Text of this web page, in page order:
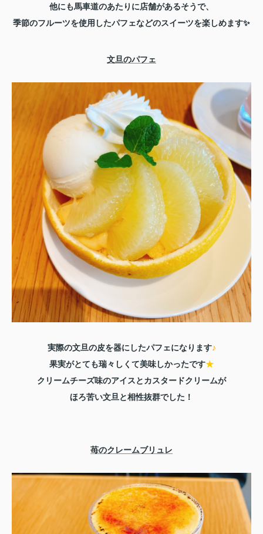
他にも馬車道のあたりに店舗があるそうで、
季節のフルーツを使用したパフェなどのスイーツを楽しめます✨
文旦のパフェ
実際の文旦の皮を器にしたパフェになります♪
果実がとても瑞々しくて美味しかったです★
クリームチーズ味のアイスとカスタードクリームが
ほろ苦い文旦と相性抜群でした！
苺のクレームブリュレ